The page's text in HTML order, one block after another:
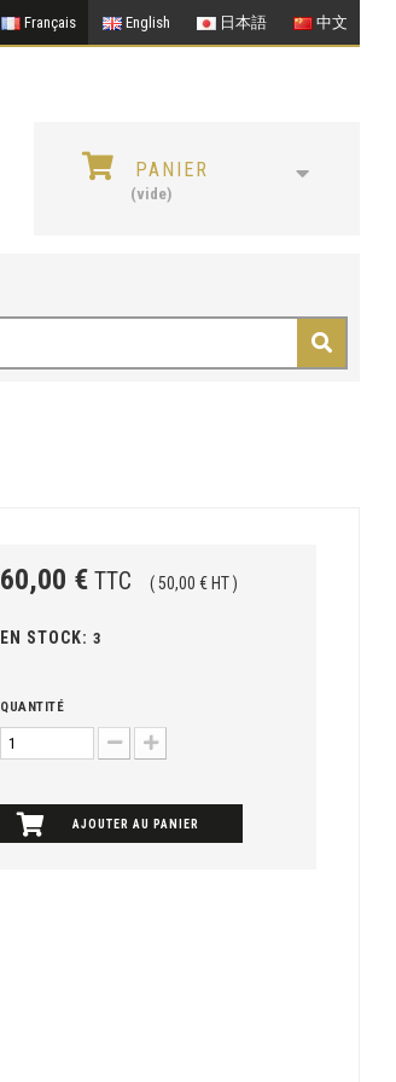
Français English 日本語 中文
PANIER
(vide)
60,00 € TTC ( 50,00 € HT )
EN STOCK: 3
QUANTITÉ
AJOUTER AU PANIER